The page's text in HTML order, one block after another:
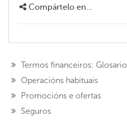
Compártelo en...
Termos financeiros: Glosario
Operacións habituais
Promocións e ofertas
Seguros